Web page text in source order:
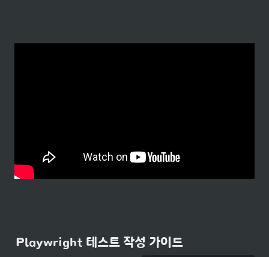
Playwright 테스트 작성 가이드